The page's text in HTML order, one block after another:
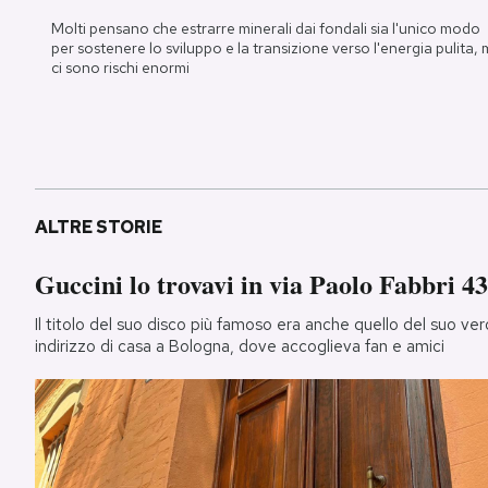
Molti pensano che estrarre minerali dai fondali sia l'unico modo
per sostenere lo sviluppo e la transizione verso l'energia pulita,
ci sono rischi enormi
ALTRE STORIE
Guccini lo trovavi in via Paolo Fabbri 43
Il titolo del suo disco più famoso era anche quello del suo
indirizzo di casa a Bologna, dove accoglieva fan e amici